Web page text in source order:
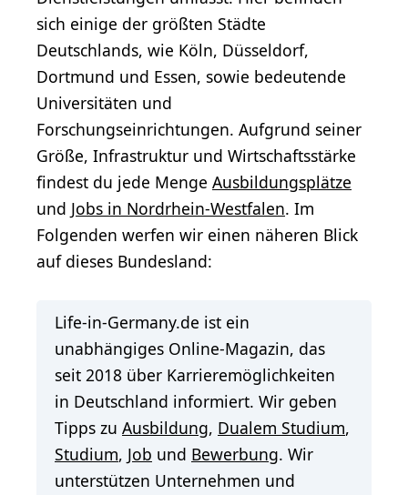
sich einige der größten Städte
Deutschlands, wie Köln, Düsseldorf,
Dortmund und Essen, sowie bedeutende
Universitäten und
Forschungseinrichtungen. Aufgrund seiner
Größe, Infrastruktur und Wirtschaftsstärke
findest du jede Menge Ausbildungsplätze
und Jobs in Nordrhein-Westfalen. Im
Folgenden werfen wir einen näheren Blick
auf dieses Bundesland:
Life-in-Germany.de ist ein
unabhängiges Online-Magazin, das
seit 2018 über Karrieremöglichkeiten
in Deutschland informiert. Wir geben
Tipps zu Ausbildung, Dualem Studium,
Studium, Job und Bewerbung. Wir
unterstützen Unternehmen und